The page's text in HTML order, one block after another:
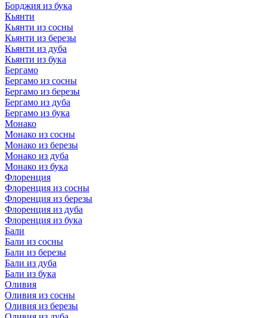
Борджия из бука
Кьянти
Кьянти из сосны
Кьянти из березы
Кьянти из дуба
Кьянти из бука
Бергамо
Бергамо из сосны
Бергамо из березы
Бергамо из дуба
Бергамо из бука
Монако
Монако из сосны
Монако из березы
Монако из дуба
Монако из бука
Флоренция
Флоренция из сосны
Флоренция из березы
Флоренция из дуба
Флоренция из бука
Бали
Бали из сосны
Бали из березы
Бали из дуба
Бали из бука
Оливия
Оливия из сосны
Оливия из березы